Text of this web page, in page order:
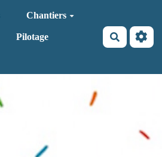
Chantiers
Pilotage